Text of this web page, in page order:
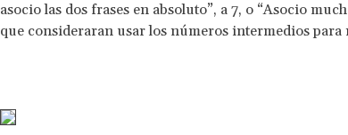
asocio las dos frases en absoluto”, a 7, o “Asocio
que consideraran usar los números intermedios para